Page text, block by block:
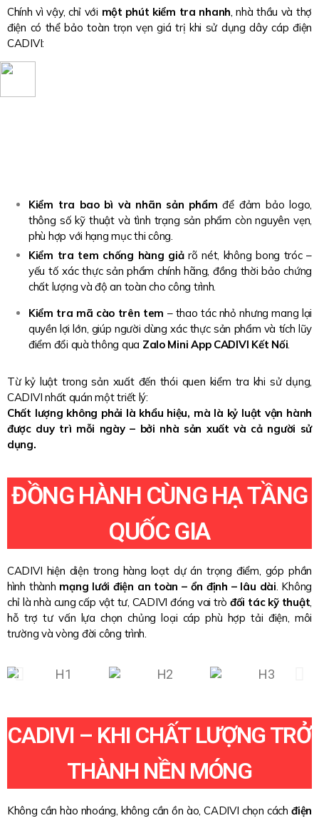
Chính vì vậy, chỉ với một phút kiểm tra nhanh , nhà thầu và thợ
điện có thể bảo toàn trọn vẹn giá trị khi sử dụng dây cáp điện
CADIVI:
Kiểm tra bao bì và nhãn sản phẩm để đảm bảo logo,
thông số kỹ thuật và tình trạng sản phẩm còn nguyên vẹn,
phù hợp với hạng mục thi công.
Kiểm tra tem chống hàng giảrõ nét, không bong tróc –
yếu tố xác thực sản phẩm chính hãng, đồng thời bảo chứng
chất lượng và độ an toàn cho công trình.
Kiểm tra mã cào trên tem – thao tác nhỏ nhưng mang lại
quyền lợi lớn, giúp người dùng xác thực sản phẩm và tích lũy
điểm đổi quà thông qua Zalo Mini App CADIVI Kết Nối
Từ kỷ luật trong sản xuất đến thói quen kiểm tra khi sử dụng,
CADIVI nhất quán một triết lý:
Chất lượng không phải là khẩu hiệu, mà là kỷ luật vận hành
được duy trì mỗi ngày – bởi nhà sản xuất và cả người sử
dụng.
ĐỒNG HÀNH CÙNG HẠ TẦNG
QUỐC GIA
CADIVI hiện diện trong hàng loạt dự án trọng điểm, góp phần
hình thành mạng lưới điện an toàn – ổn định – lâu dài . Không
chỉ là nhà cung cấp vật tư, CADIVI đóng vai tròđối tác kỹ thuật
hỗ trợ tư vấn lựa chọn chủng loại cáp phù hợp tải điện, môi
trường và vòng đời công trình.
CADIVI – KHI CHẤT LƯỢNG TRỞ
THÀNH NỀN MÓNG
Không cần hào nhoáng, không cần ồn ào, CADIVI chọn cáchđiện